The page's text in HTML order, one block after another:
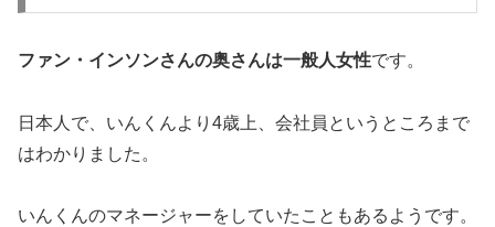
ファン・インソンさんの奥さんは一般人女性です。
日本人で、いんくんより4歳上、会社員というところまで
はわかりました。
いんくんのマネージャーをしていたこともあるようです。